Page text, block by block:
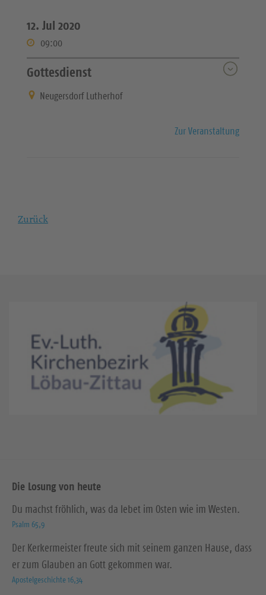
12. Jul 2020
09:00
Gottesdienst
Neugersdorf Lutherhof
Zur Veranstaltung
Zurück
Die Losung von heute
Du machst fröhlich, was da lebet im Osten wie im Westen.
Psalm 65,9
Der Kerkermeister freute sich mit seinem ganzen Hause, dass
er zum Glauben an Gott gekommen war.
Apostelgeschichte 16,34